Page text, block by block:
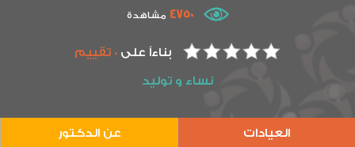
4750 مشاهدة
بناءاً على 0 تقييم
نساء و توليد
العيادات عن الدكتور